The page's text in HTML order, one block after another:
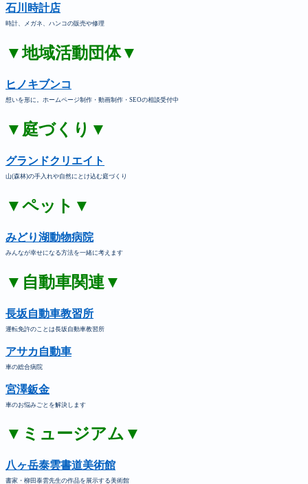
石川時計店
時計、メガネ、ハンコの販売や修理
▼地域活動団体▼
ヒノキブンコ
想いを形に。ホームページ制作・動画制作・SEOの相談受付中
▼庭づくり▼
グランドクリエイト
山(森林)の手入れや自然にとけ込む庭づくり
▼ペット▼
みどり湖動物病院
みんなが幸せになる方法を一緒に考えます
▼自動車関連▼
長坂自動車教習所
運転免許のことは長坂自動車教習所
アサカ自動車
車の総合病院
宮澤鈑金
車のお悩みごとを解決します
▼ミュージアム▼
八ヶ岳泰雲書道美術館
書家・柳田泰雲先生の作品を展示する美術館